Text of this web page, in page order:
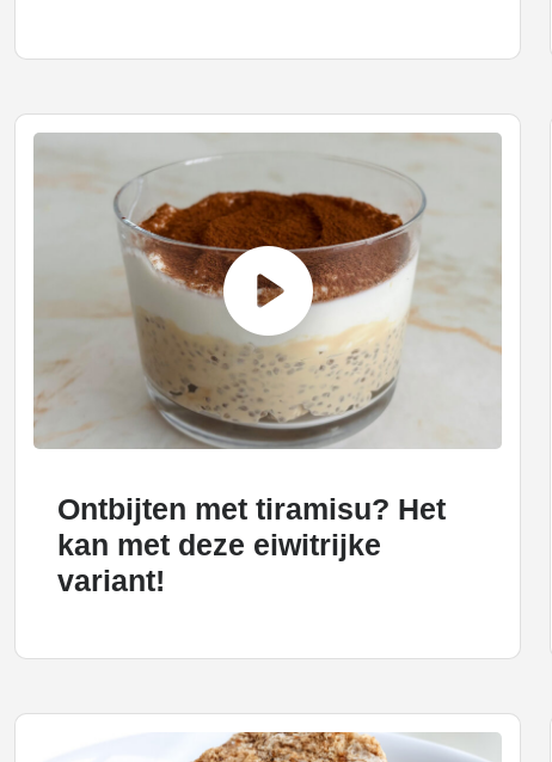
Ontbijten met tiramisu? Het
kan met deze eiwitrijke
variant!